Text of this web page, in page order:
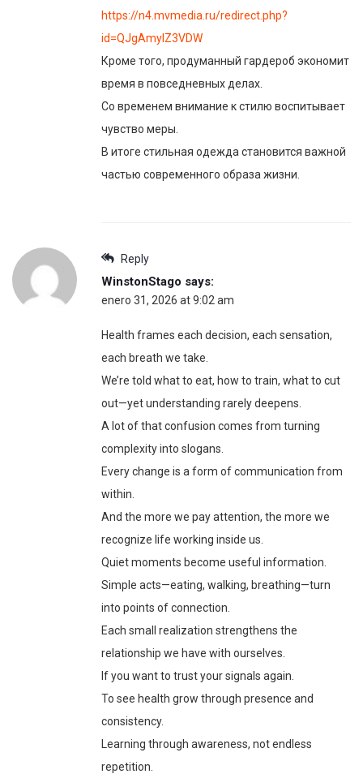
https://n4.mvmedia.ru/redirect.php?
id=QJgAmyIZ3VDW
Кроме того, продуманный гардероб экономит
время в повседневных делах.
Со временем внимание к стилю воспитывает
чувство меры.
В итоге стильная одежда становится важной
частью современного образа жизни.
Reply
WinstonStago says:
enero 31, 2026 at 9:02 am
Health frames each decision, each sensation,
each breath we take.
We’re told what to eat, how to train, what to cut
out—yet understanding rarely deepens.
A lot of that confusion comes from turning
complexity into slogans.
Every change is a form of communication from
within.
And the more we pay attention, the more we
recognize life working inside us.
Quiet moments become useful information.
Simple acts—eating, walking, breathing—turn
into points of connection.
Each small realization strengthens the
relationship we have with ourselves.
If you want to trust your signals again.
To see health grow through presence and
consistency.
Learning through awareness, not endless
repetition.